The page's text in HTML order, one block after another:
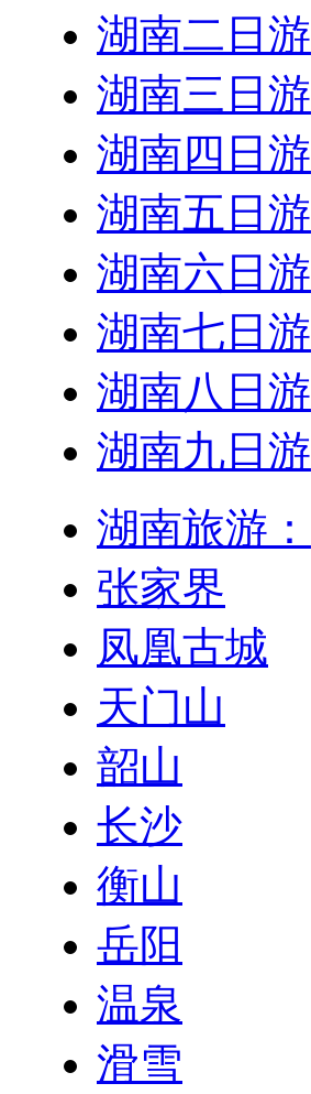
湖南二日游
湖南三日游
湖南四日游
湖南五日游
湖南六日游
湖南七日游
湖南八日游
湖南九日游
湖南旅游：
张家界
凤凰古城
天门山
韶山
长沙
衡山
岳阳
温泉
滑雪